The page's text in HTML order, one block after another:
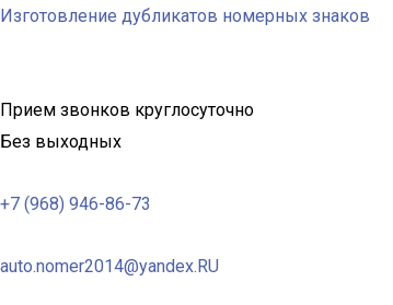
Изготовление дубликатов номерных знаков
Прием звонков круглосуточно
Без выходных
+7 (968) 946-86-73
auto.nomer2014@yandex.RU